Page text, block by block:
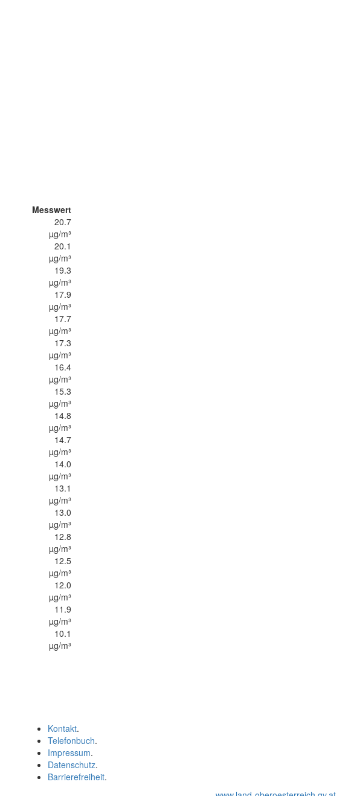
Messwert
20.7
µg/m³
20.1
µg/m³
19.3
µg/m³
17.9
µg/m³
17.7
µg/m³
17.3
µg/m³
16.4
µg/m³
15.3
µg/m³
14.8
µg/m³
14.7
µg/m³
14.0
µg/m³
13.1
µg/m³
13.0
µg/m³
12.8
µg/m³
12.5
µg/m³
12.0
µg/m³
11.9
µg/m³
10.1
µg/m³
Kontakt.
Telefonbuch.
Impressum.
Datenschutz.
Barrierefreiheit.